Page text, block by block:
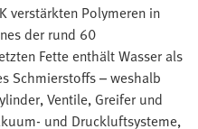
verstärkten Polymeren in
der rund 60
Fette enthält Wasser als
Schmierstoffs – weshalb
Ventile, Greifer und
und Druckluftsysteme,